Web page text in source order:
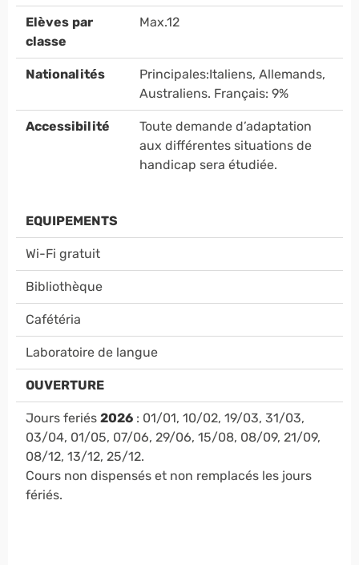
Elèves par
classe
Max.12
Nationalités
Principales:Italiens, Allemands,
Australiens. Français: 9%
Accessibilité
Toute demande d’adaptation
aux différentes situations de
handicap sera étudiée.
EQUIPEMENTS
Wi-Fi gratuit
Bibliothèque
Cafétéria
Laboratoire de langue
OUVERTURE
Jours feriés 2026 : 01/01, 10/02, 19/03, 31/03,
03/04, 01/05, 07/06, 29/06, 15/08, 08/09, 21/09,
08/12, 13/12, 25/12.
Cours non dispensés et non remplacés les jours
fériés.